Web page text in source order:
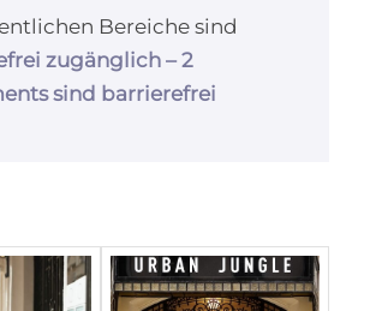
Bereiche sind
zugänglich – 2
sind barrierefrei